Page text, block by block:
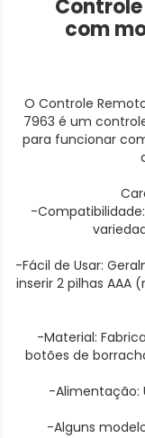
com
O Controle
7963 é um
para funcionar
-
-Fácil de Usar:
inserir 2 pilhas AAA
-Material:
botões de
-Alimentação:
-Alguns